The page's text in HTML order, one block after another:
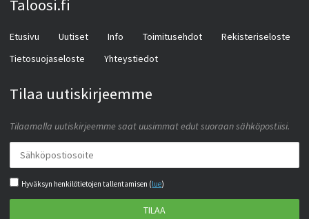
Taloosi.fi
Etusivu Uutiset Info Toimitusehdot
Rekisteriseloste
Tietosuojaseloste
Yhteystiedot
Tilaa uutiskirjeemme
Tilaamalla uutiskirjeemme saat uusimmat edut suoraan sähköpostiisi.
Hyväksyn henkilötietojen tallentamisen (lue)
TILAA